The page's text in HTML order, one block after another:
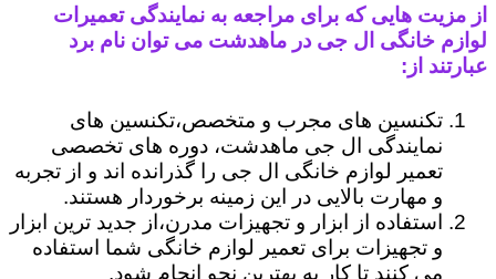
از مزیت هایی که برای مراجعه به نمایندگی تعمیرات
لوازم خانگی ال جی در ماهدشت می توان نام برد
عبارتند از:
تکنسین های مجرب و متخصص،تکنسین های
نمایندگی ال جی ماهدشت، دوره های تخصصی
تعمیر لوازم خانگی ال جی را گذرانده اند و از تجربه
و مهارت بالایی در این زمینه برخوردار هستند.
استفاده از ابزار و تجهیزات مدرن،از جدید ترین ابزار
و تجهیزات برای تعمیر لوازم خانگی شما استفاده
می کنند تا کار به بهترین نحو انجام شود.